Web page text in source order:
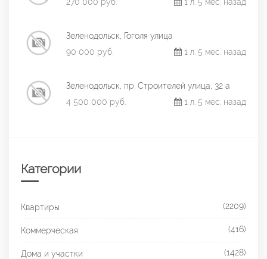
Зеленодольск, Гоголя улица
90 000 руб.
1 л. 5 мес. назад
Зеленодольск, пр. Строителей улица, 32 а
4 500 000 руб.
1 л. 5 мес. назад
Категории
Квартиры (2209)
Коммерческая (416)
Дома и участки (1428)